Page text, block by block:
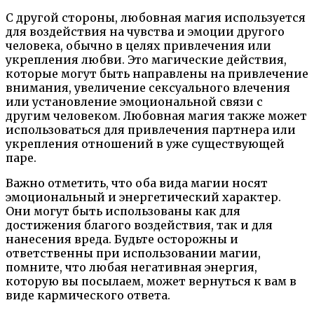
С другой стороны, любовная магия используется
для воздействия на чувства и эмоции другого
человека, обычно в целях привлечения или
укрепления любви. Это магические действия,
которые могут быть направлены на привлечение
внимания, увеличение сексуального влечения
или установление эмоциональной связи с
другим человеком. Любовная магия также может
использоваться для привлечения партнера или
укрепления отношений в уже существующей
паре.
Важно отметить, что оба вида магии носят
эмоциональный и энергетический характер.
Они могут быть использованы как для
достижения благого воздействия, так и для
нанесения вреда. Будьте осторожны и
ответственны при использовании магии,
помните, что любая негативная энергия,
которую вы посылаем, может вернуться к вам в
виде кармического ответа.